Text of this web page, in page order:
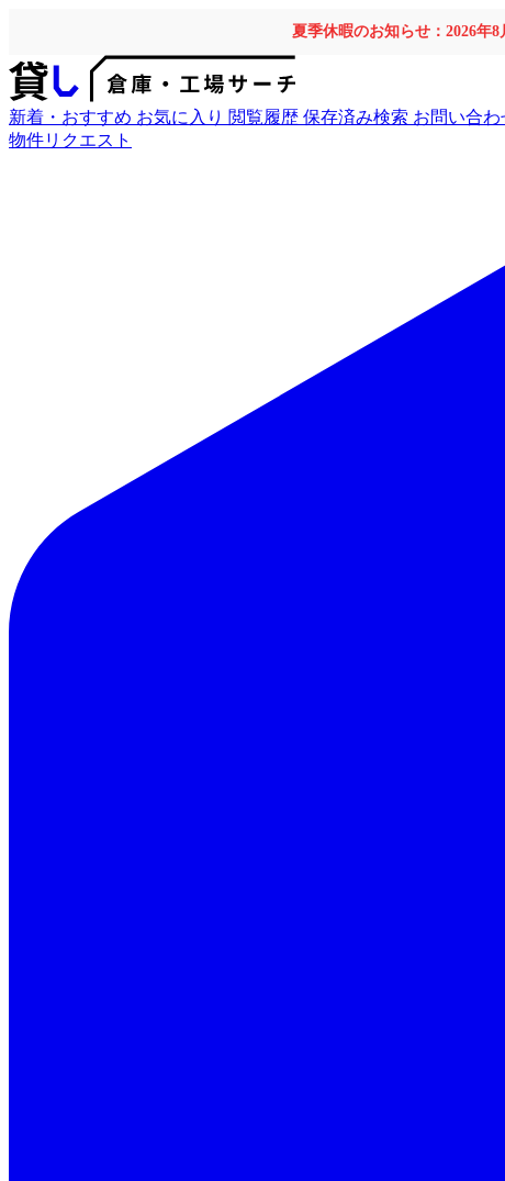
夏季休暇のお知らせ：2026年
新着・おすすめ お気に入り 閲覧履歴 保存済み検索 お問い合わ
物件リクエスト